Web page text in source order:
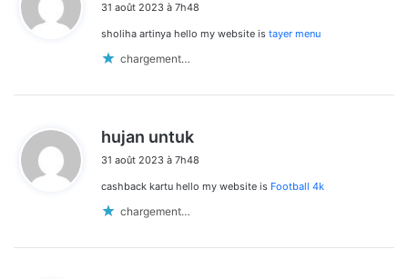
t
31 août 2023 à 7h48
sholiha artinya hello my website is tayer menu
chargement…
hujan untuk
t
31 août 2023 à 7h48
cashback kartu hello my website is Football 4k
chargement…